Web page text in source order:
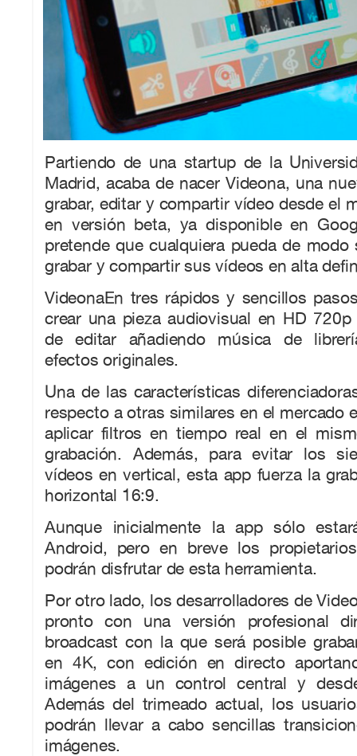
Partiendo de una startup de la
Madrid, acaba de nacer Videona, una
grabar, editar y compartir vídeo desde el
en versión beta, ya disponible en
pretende que cualquiera pueda de
grabar y compartir sus vídeos en alta
VideonaEn tres rápidos y sencillos
crear una pieza audiovisual en HD
de editar añadiendo música de
efectos originales.
Una de las características
respecto a otras similares en el mercado
aplicar filtros en tiempo real en el
grabación. Además, para evitar los
vídeos en vertical, esta app fuerza la
horizontal 16:9.
Aunque inicialmente la app sólo
Android, pero en breve los
podrán disfrutar de esta herramienta.
Por otro lado, los desarrolladores de
pronto con una versión profesional
broadcast con la que será posible
en 4K, con edición en directo
imágenes a un control central y
Además del trimeado actual, los
podrán llevar a cabo sencillas
imágenes.